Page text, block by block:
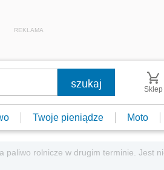
REKLAMA
Sklep
Twoje pieniądze Moto
paliwo rolnicze w drugim terminie. Jest